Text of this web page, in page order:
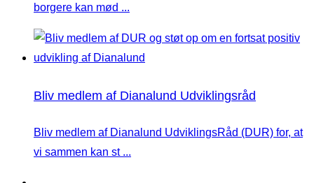
borgere kan mød ...
Bliv medlem af Dianalund Udviklingsråd
Bliv medlem af Dianalund UdviklingsRåd (DUR) for, at
vi sammen kan st ...